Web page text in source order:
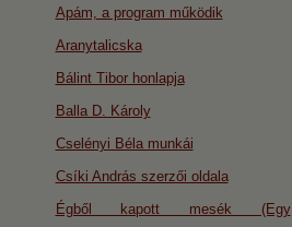
Apám, a program működik
Aranytalicska
Bálint Tibor honlapja
Balla D. Károly
Cselényi Béla munkái
Csíki András szerzői oldala
Égből kapott mesék (Egy